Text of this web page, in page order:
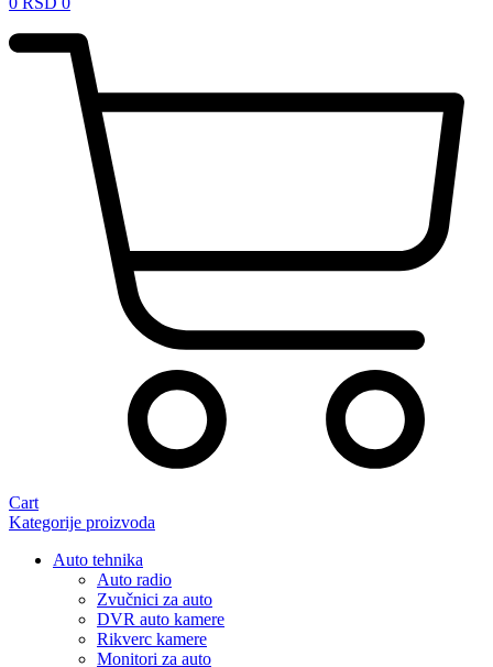
Cart
Kategorije proizvoda
Auto tehnika
Auto radio
Zvučnici za auto
DVR auto kamere
Rikverc kamere
Monitori za auto